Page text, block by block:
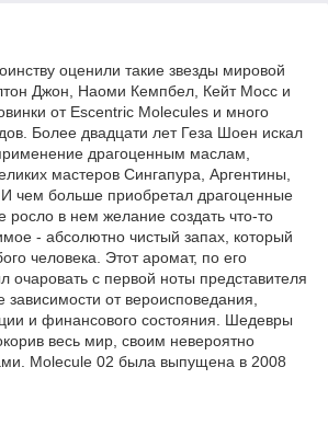
оценили такие звезды мировой
Джон, Наоми Кемпбел, Кейт Мосс и
от Escentric Molecules и много
Более двадцати лет Геза Шоен искал
драгоценным маслам,
мастеров Сингапура, Аргентины,
чем больше приобретал драгоценные
росло в нем желание создать что-то
- абсолютно чистый запах, который
человека. Этот аромат, по его
очаровать с первой ноты представителя
зависимости от вероисповедания,
и финансового состояния. Шедевры
весь мир, своим невероятно
Molecule 02 была выпущена в 2008